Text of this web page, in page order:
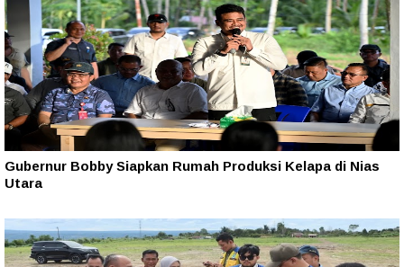
Gubernur Bobby Siapkan Rumah Produksi Kelapa di Nias
Utara